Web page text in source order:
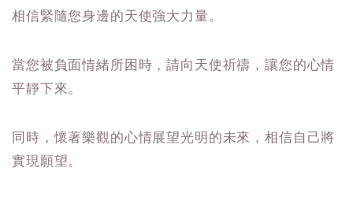
相信緊隨您身邊的天使強大力量。
當您被負面情緒所困時，請向天使祈禱，讓您的心情
平靜下來。
同時，懷著樂觀的心情展望光明的未來，相信自己將
實現願望。